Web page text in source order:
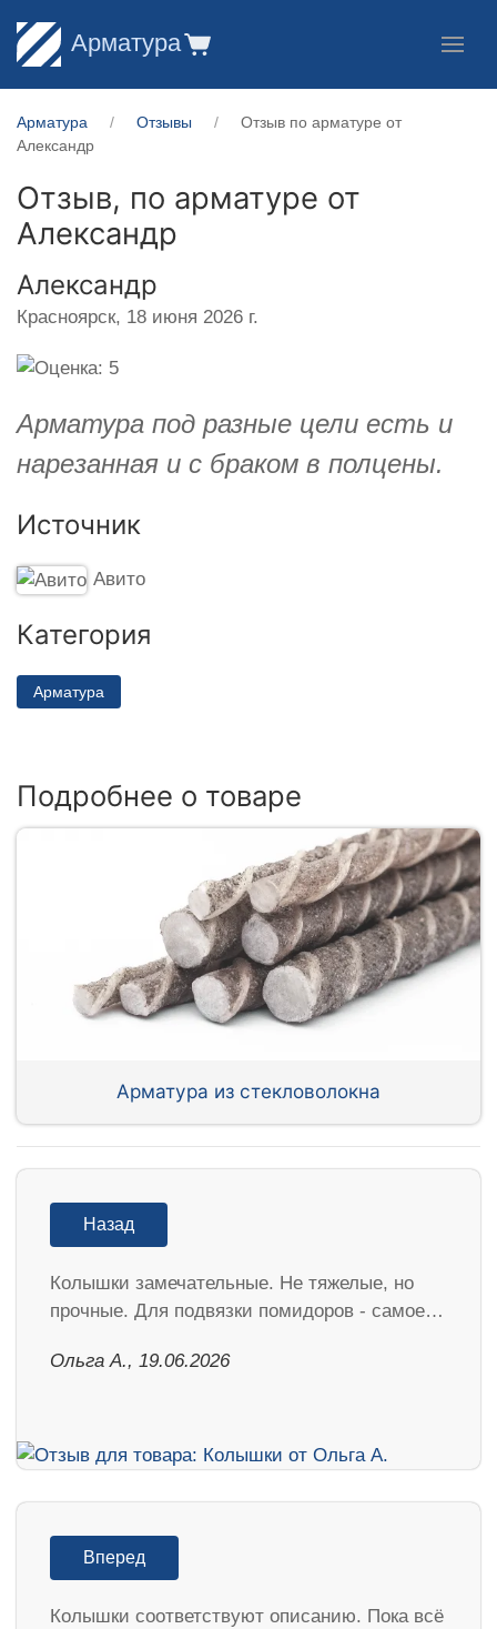
Арматура
Арматура Отзывы
Отзыв по арматуре от
Александр
Отзыв, по арматуре от
Александр
Александр
Красноярск, 18 июня 2026 г.
Арматура под разные цели есть и
нарезанная и с браком в полцены.
Источник
Авито
Категория
Арматура
Подробнее о товаре
Арматура из стекловолокна
Назад
Колышки замечательные. Не тяжелые, но
прочные. Для подвязки помидоров - самое…
Ольга А., 19.06.2026
Вперед
Колышки соответствуют описанию. Пока всё